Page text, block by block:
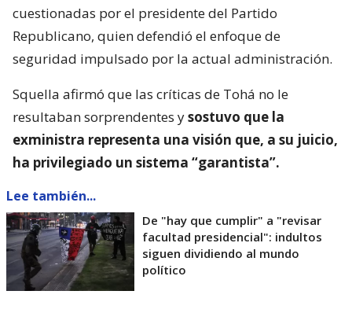
cuestionadas por el presidente del Partido
Republicano, quien defendió el enfoque de
seguridad impulsado por la actual administración.
Squella afirmó que las críticas de Tohá no le
resultaban sorprendentes ysostuvo que la
exministra representa una visión que, a su juicio,
ha privilegiado un sistema “garantista”.
Lee también...
De "hay que cumplir" a "revisar
facultad presidencial": indultos
siguen dividiendo al mundo
político